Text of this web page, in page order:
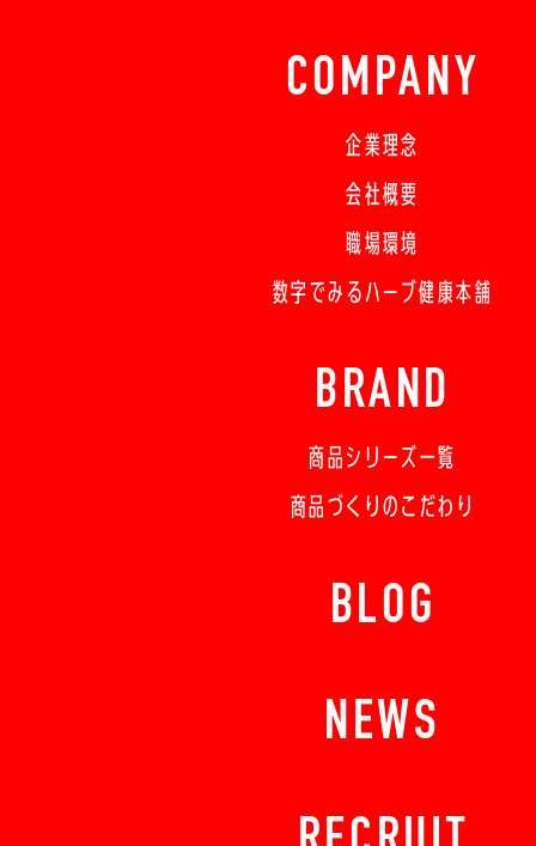
COMPANY
企業理念
会社概要
職場環境
数字でみるハーブ健康本舗
BRAND
商品シリーズ一覧
商品づくりのこだわり
BLOG
NEWS